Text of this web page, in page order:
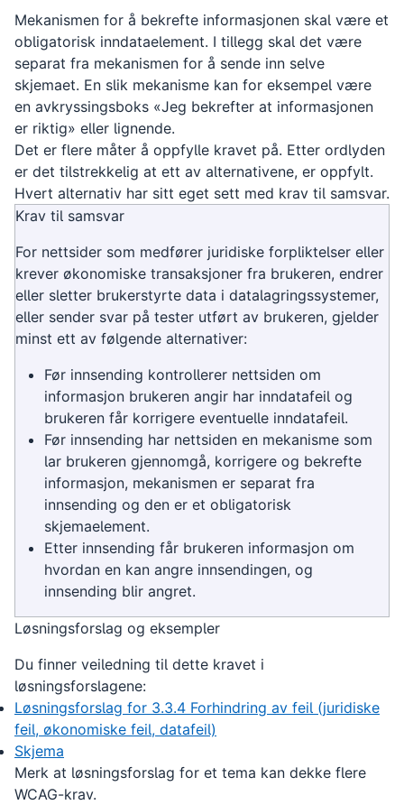
Mekanismen for å bekrefte informasjonen skal være et
obligatorisk inndataelement. I tillegg skal det være
separat fra mekanismen for å sende inn selve
skjemaet. En slik mekanisme kan for eksempel være
en avkryssingsboks «Jeg bekrefter at informasjonen
er riktig» eller lignende.
Det er flere måter å oppfylle kravet på. Etter ordlyden
er det tilstrekkelig at ett av alternativene, er oppfylt.
Hvert alternativ har sitt eget sett med krav til samsvar.
Krav til samsvar
For nettsider som medfører juridiske forpliktelser eller
krever økonomiske transaksjoner fra brukeren, endrer
eller sletter brukerstyrte data i datalagringssystemer,
eller sender svar på tester utført av brukeren, gjelder
minst ett av følgende alternativer:
Før innsending kontrollerer nettsiden om
informasjon brukeren angir har inndatafeil og
brukeren får korrigere eventuelle inndatafeil.
Før innsending har nettsiden en mekanisme som
lar brukeren gjennomgå, korrigere og bekrefte
informasjon, mekanismen er separat fra
innsending og den er et obligatorisk
skjemaelement.
Etter innsending får brukeren informasjon om
hvordan en kan angre innsendingen, og
innsending blir angret.
Løsningsforslag og eksempler
Du finner veiledning til dette kravet i
løsningsforslagene:
Løsningsforslag for 3.3.4 Forhindring av feil (juridiske
feil, økonomiske feil, datafeil)
Skjema
Merk at løsningsforslag for et tema kan dekke flere
WCAG-krav.